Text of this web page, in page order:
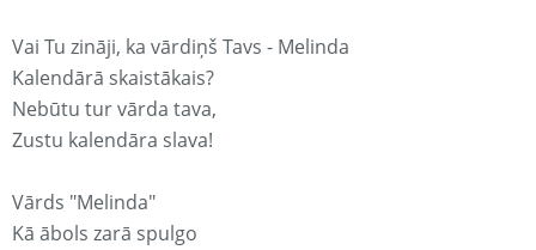
Vai Tu zināji, ka vārdiņš Tavs - Melinda
Kalendārā skaistākais?
Nebūtu tur vārda tava,
Zustu kalendāra slava!
Vārds "Melinda"
Kā ābols zarā spulgo